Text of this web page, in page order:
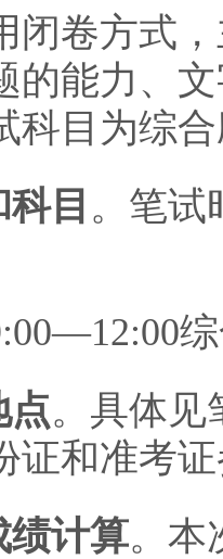
卷方式，
的能力、
科目为综
目 。笔试
综
点。具体见
证和准考
绩计算。本